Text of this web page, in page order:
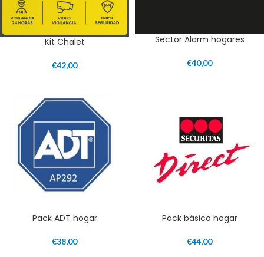
Kit Chalet
€42,00
Sector Alarm hogares
€40,00
Pack ADT hogar
€38,00
Pack básico hogar
€44,00